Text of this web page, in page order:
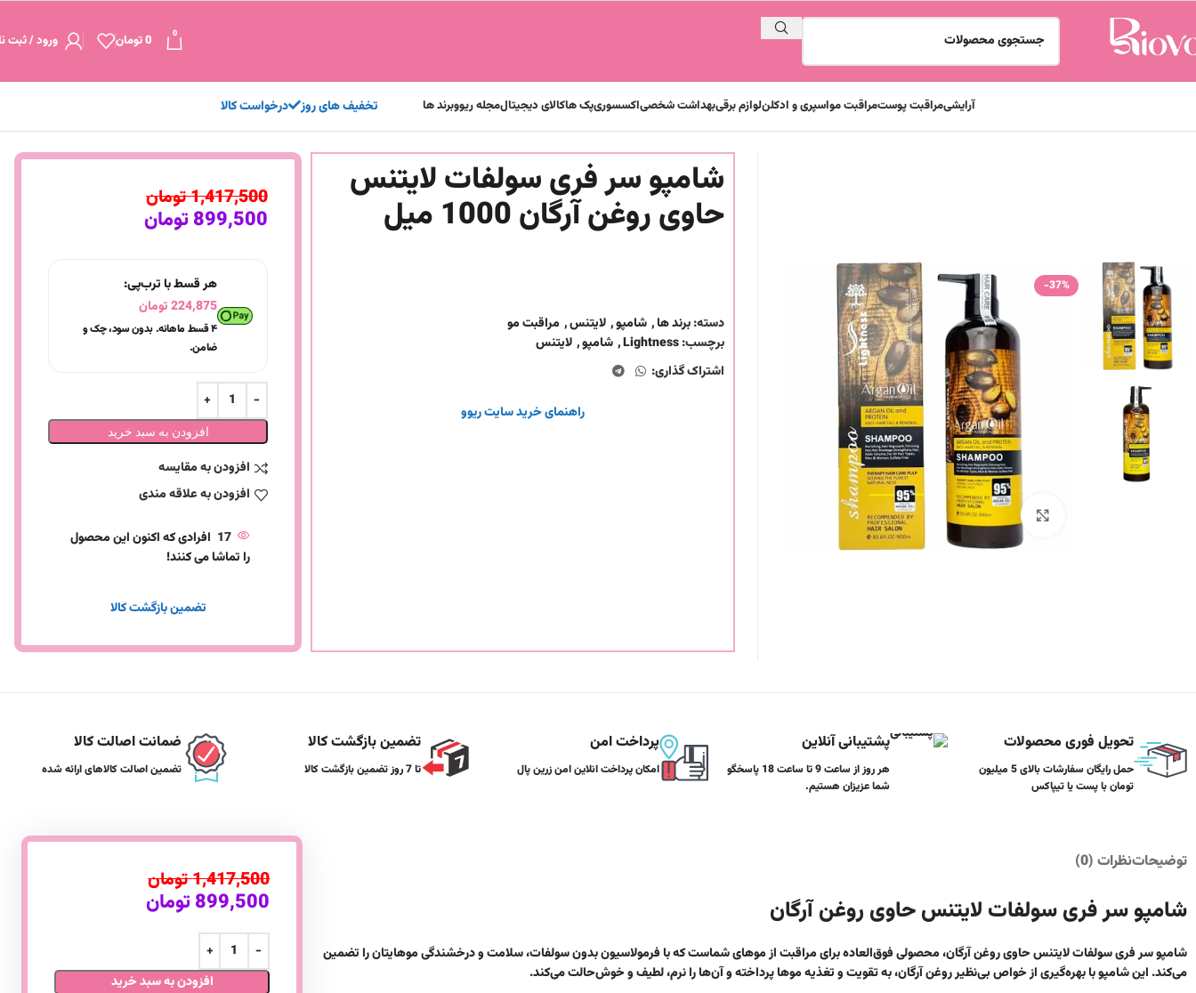
0
0تومان ورود / ثبت
آرایشیمراقبت پوستمراقبت مواسپری و ادکلنلوازم برقیبهداشت شخصیاکسسوریپک هاکالای دیجیتالمجله ریووبرند ها تخفیف های روز
درخواست کالا
-37%
برای بزرگنمایی کلیک کنید
شامپو سر فری سولفات لایتنس
حاوی روغن آرگان 1000 میل
دسته:برند ها, شامپو, لایتنس, مراقبت مو
برچسب:Lightness
, شامپو, لایتنس
اشتراک گذاری:
راهنمای خرید سایت ریوو
1,417,500تومان
899,500تومان
هر قسط با ترب‌پی:
224,875تومان
۴ قسط ماهانه. بدون سود، چک و
ضامن.
افزودن به سبد خرید
افزودن به مقایسه
افزودن به علاقه مندی
17 افرادی که اکنون این محصول
را تماشا می کنند!
تضمین بازگشت کالا
تحویل فوری محصولات
حمل رایگان سفارشات بالای 5 میلیون
تومان با پست یا تیپاکس
پشتیبانی آنلاین
هر روز از ساعت 9 تا ساعت 18 پاسخگو
شما عزیزان هستیم.
پرداخت امن
امکان پرداخت انلاین امن زرین پال
تضمین بازگشت کالا
تا 7 روز تضمین بازگشت کالا
ضمانت اصالت کالا
تضمین اصالت کالاهای ارائه شده
توضیحاتنظرات (0)
شامپو سر فری سولفات لایتنس حاوی روغن آرگان
شامپو سر فری سولفات لایتنس حاوی روغن آرگان، محصولی فوق‌العاده برای مراقبت از موهای شماست که با فرمولاسیون بدون سولفات، سلامت و درخشندگی موهایتان را تضمین
می‌کند. این شامپو با بهره‌گیری از خواص بی‌نظیر روغن آرگان، به تقویت و تغذیه موها پرداخته و آن‌ها را نرم، لطیف و خوش‌حالت می‌کند.
1,417,500تومان
899,500تومان
افزودن به سبد خرید